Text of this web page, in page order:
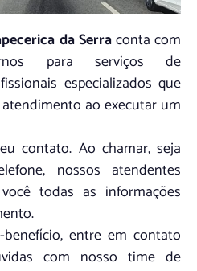
da Serraconta com
para serviços de
especializados que
ao executar um
contato. Ao chamar, seja
nossos atendentes
todas as informações
entre em contato
com nosso time de